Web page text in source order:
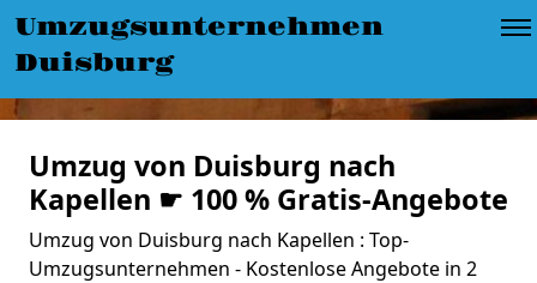
Umzugsunternehmen
Duisburg
Umzug von Duisburg nach
Kapellen ☛ 100 % Gratis-Angebote
Umzug von Duisburg nach Kapellen : Top-
Umzugsunternehmen - Kostenlose Angebote in 2